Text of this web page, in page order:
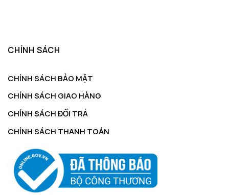
CHÍNH SÁCH
CHÍNH SÁCH BẢO MẬT
CHÍNH SÁCH GIAO HÀNG
CHÍNH SÁCH ĐỔI TRẢ
CHÍNH SÁCH THANH TOÁN